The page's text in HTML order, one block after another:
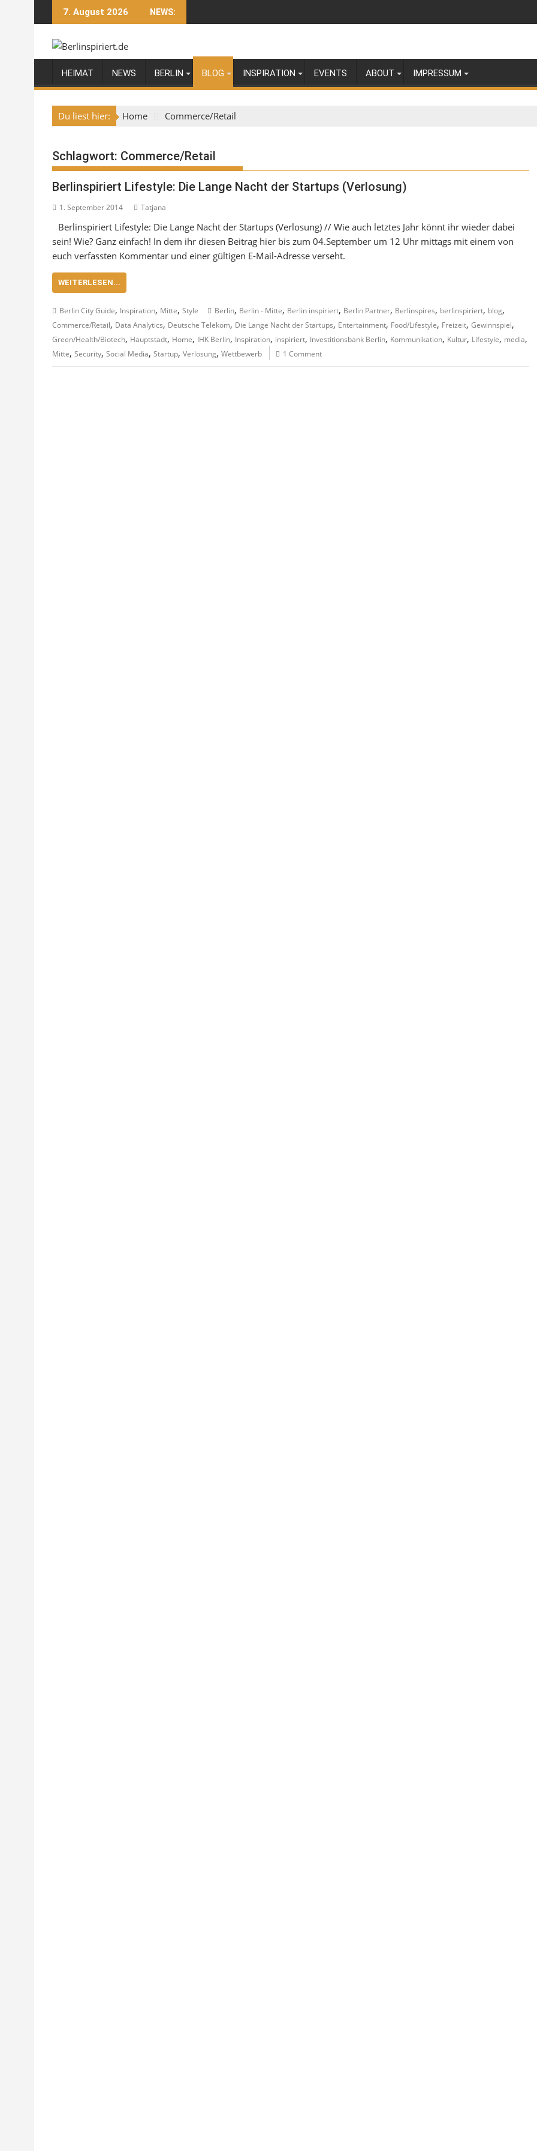
to
7. August 2026 NEWS:
HEIMAT NEWS BERLIN BLOG INSPIRATION EVENTS ABOUT IMPRESSUM
Du liest hier: Home Commerce/Retail
Schlagwort: Commerce/Retail
Berlinspiriert Lifestyle: Die Lange Nacht der Startups (Verlosung)
1. September 2014 Tatjana
Berlinspiriert Lifestyle: Die Lange Nacht der Startups (Verlosung) // Wie auch letztes Jahr könnt ihr wieder dabei
sein! Wie? Ganz einfach! In dem ihr diesen Beitrag hier bis zum 04.September um 12 Uhr mittags mit einem von
euch verfassten Kommentar und einer gültigen E-Mail-Adresse verseht.
WEITERLESEN...
Berlin City Guide, Inspiration, Mitte, Style Berlin, Berlin - Mitte, Berlin inspiriert, Berlin Partner, Berlinspires, berlinspiriert, blog,
Commerce/Retail, Data Analytics, Deutsche Telekom, Die Lange Nacht der Startups, Entertainment, Food/Lifestyle, Freizeit, Gewinnspiel,
Green/Health/Biotech, Hauptstadt, Home, IHK Berlin, Inspiration, inspiriert, Investitionsbank Berlin, Kommunikation, Kultur, Lifestyle, media,
Mitte, Security, Social Media, Startup, Verlosung, Wettbewerb 1 Comment